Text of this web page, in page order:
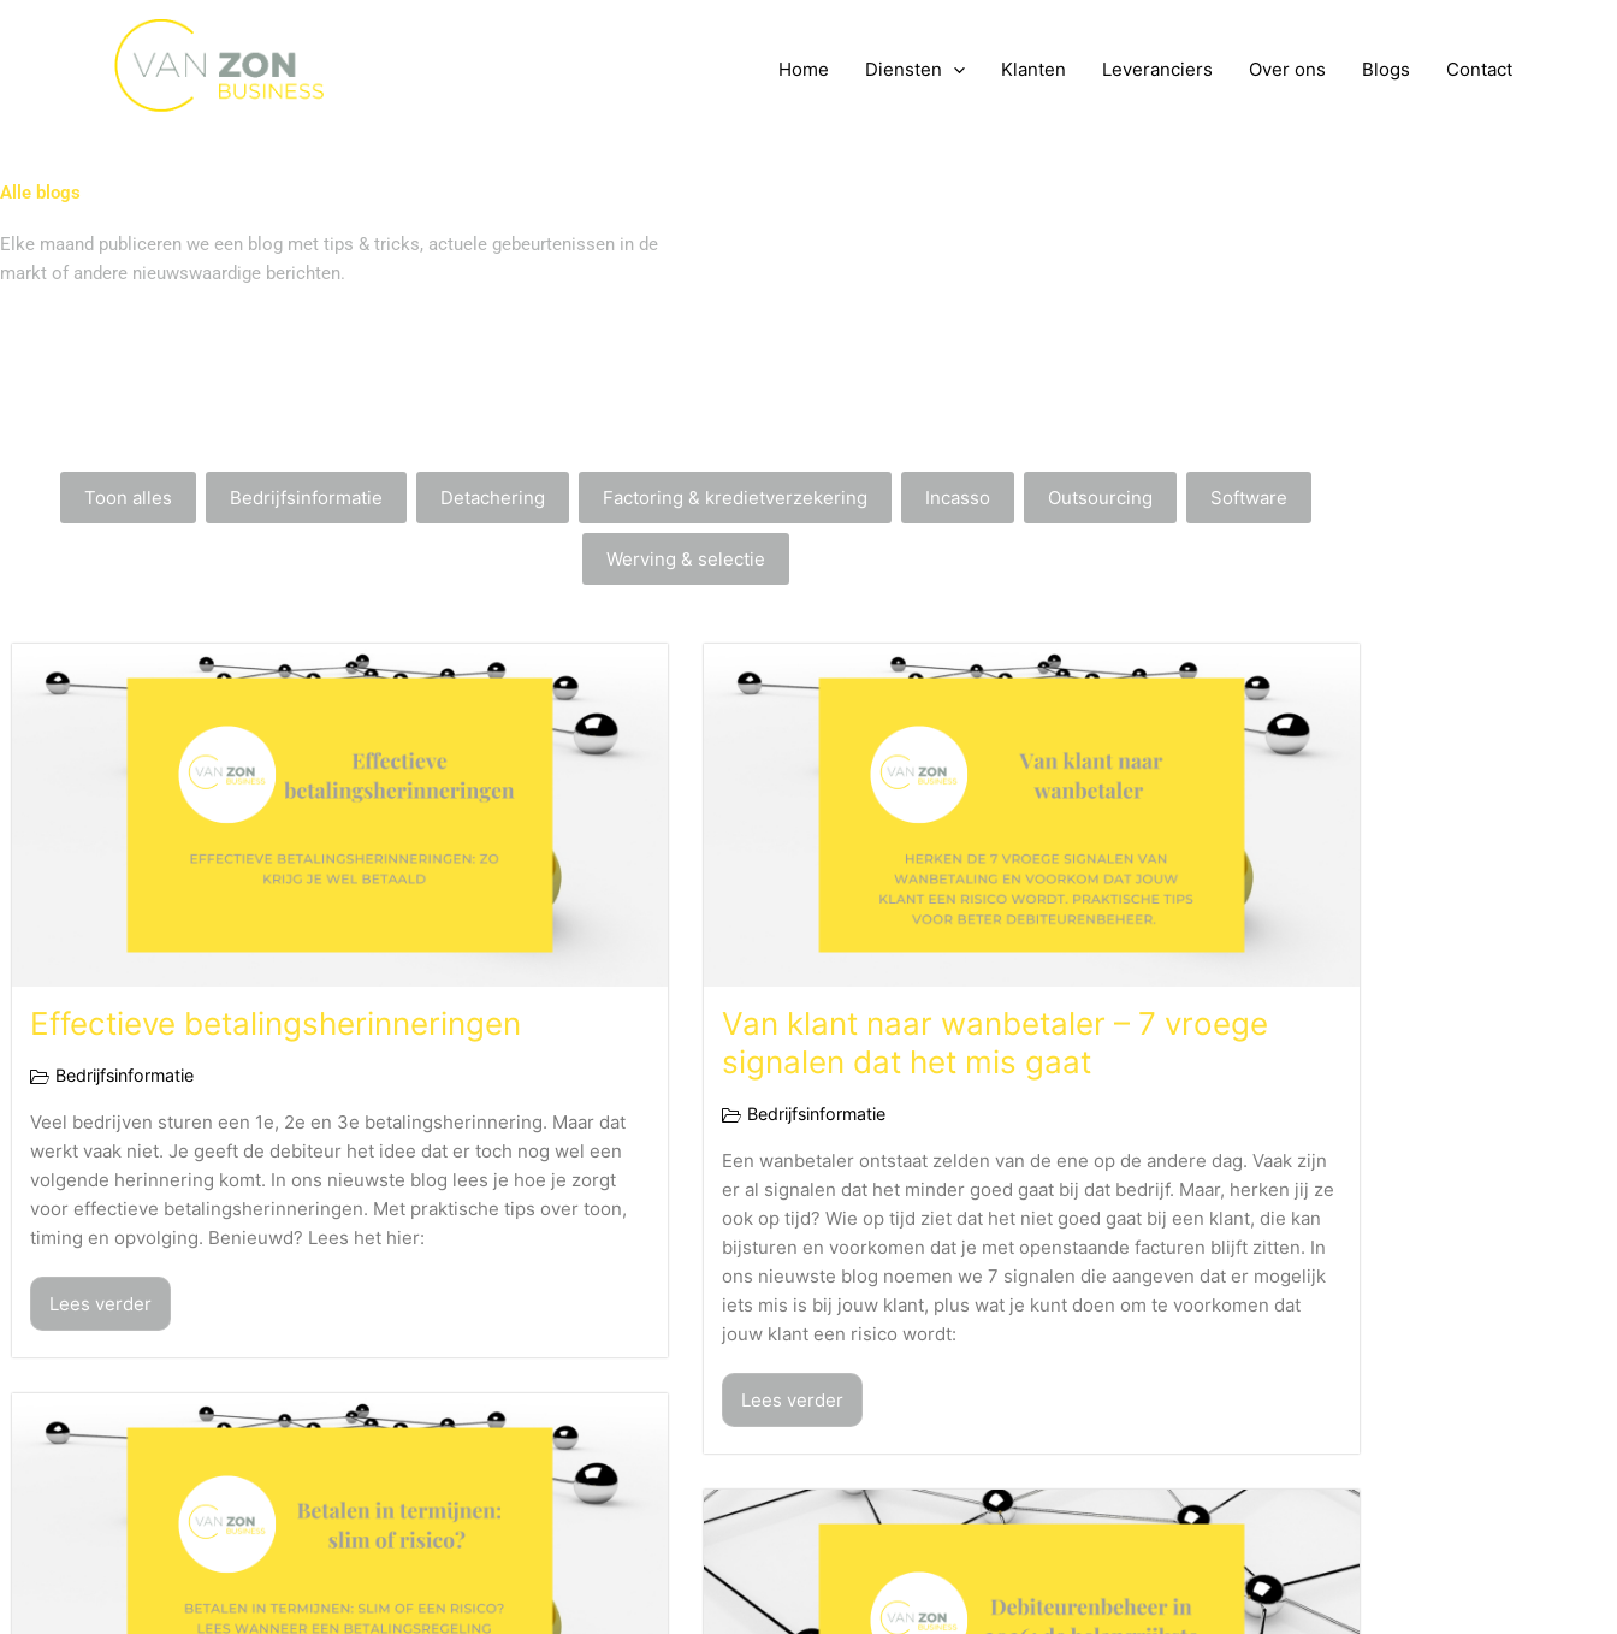
Home Diensten Klanten Leveranciers Over ons Blogs Contact
Alle blogs
Elke maand publiceren we een blog met tips & tricks, actuele gebeurtenissen in de
markt of andere nieuwswaardige berichten.
Toon alles Bedrijfsinformatie Detachering Factoring & kredietverzekering Incasso Outsourcing Software
Werving & selectie
Effectieve betalingsherinneringen
Bedrijfsinformatie
Veel bedrijven sturen een 1e, 2e en 3e betalingsherinnering. Maar dat
werkt vaak niet. Je geeft de debiteur het idee dat er toch nog wel een
volgende herinnering komt. In ons nieuwste blog lees je hoe je zorgt
voor effectieve betalingsherinneringen. Met praktische tips over toon,
timing en opvolging. Benieuwd? Lees het hier:
Lees verder
Van klant naar wanbetaler – 7 vroege
signalen dat het mis gaat
Bedrijfsinformatie
Een wanbetaler ontstaat zelden van de ene op de andere dag. Vaak zijn
er al signalen dat het minder goed gaat bij dat bedrijf. Maar, herken jij ze
ook op tijd? Wie op tijd ziet dat het niet goed gaat bij een klant, die kan
bijsturen en voorkomen dat je met openstaande facturen blijft zitten. In
ons nieuwste blog noemen we 7 signalen die aangeven dat er mogelijk
iets mis is bij jouw klant, plus wat je kunt doen om te voorkomen dat
jouw klant een risico wordt:
Lees verder